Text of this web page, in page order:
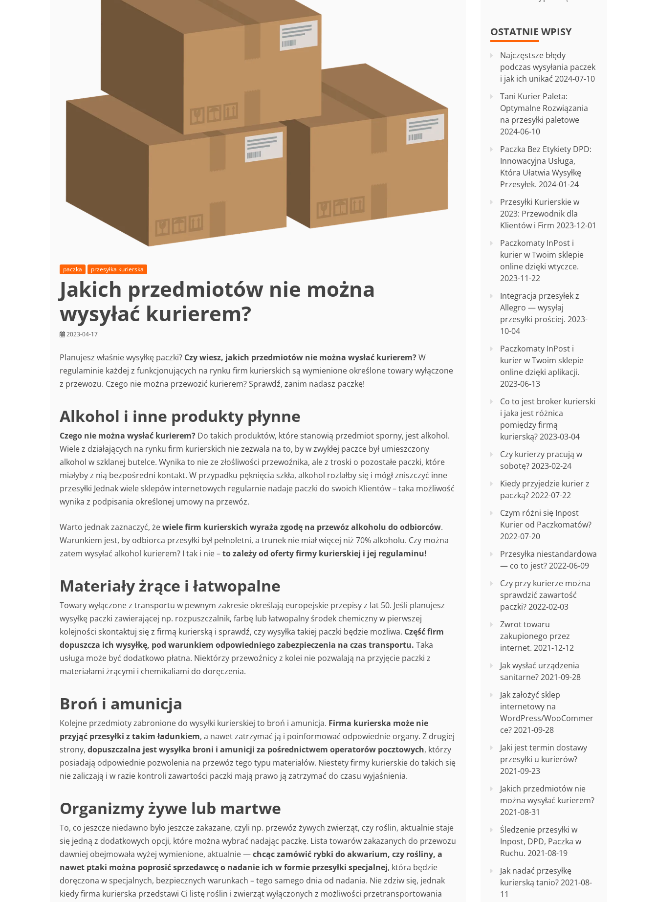
paczka przesyłka kurierska
Jakich przedmiotów nie można
wysyłać kurierem?
2023-04-17
Planujesz właśnie wysyłkę paczki? Czy wiesz, jakich przedmiotów nie można wysłać kurierem?W
regulaminie każdej z funkcjonujących na rynku firm kurierskich są wymienione określone towary wyłączone
z przewozu. Czego nie można przewozić kurierem? Sprawdź, zanim nadasz paczkę!
Alkohol i inne produkty płynne
Czego nie można wysłać kurierem? Do takich produktów, które stanowią przedmiot sporny, jest alkohol.
Wiele z działających na rynku firm kurierskich nie zezwala na to, by w zwykłej paczce był umieszczony
alkohol w szklanej butelce. Wynika to nie ze złośliwości przewoźnika, ale z troski o pozostałe paczki, które
miałyby z nią bezpośredni kontakt. W przypadku pęknięcia szkła, alkohol rozlałby się i mógł zniszczyć inne
przesyłki Jednak wiele sklepów internetowych regularnie nadaje paczki do swoich Klientów – taka możliwość
wynika z podpisania określonej umowy na przewóz.
Warto jednak zaznaczyć, żewiele firm kurierskich wyraża zgodę na przewóz alkoholu do odbiorców.
Warunkiem jest, by odbiorca przesyłki był pełnoletni, a trunek nie miał więcej niż 70% alkoholu. Czy można
zatem wysyłać alkohol kurierem? I tak i nie –to zależy od oferty firmy kurierskiej i jej regulaminu!
Materiały żrące i łatwopalne
Towary wyłączone z transportu w pewnym zakresie określają europejskie przepisy z lat 50. Jeśli planujesz
wysyłkę paczki zawierającej np. rozpuszczalnik, farbę lub łatwopalny środek chemiczny w pierwszej
kolejności skontaktuj się z firmą kurierską i sprawdź, czy wysyłka takiej paczki będzie możliwa. Część firm
dopuszcza ich wysyłkę, pod warunkiem odpowiedniego zabezpieczenia na czas transportu. Taka
usługa może być dodatkowo płatna. Niektórzy przewoźnicy z kolei nie pozwalają na przyjęcie paczki z
materiałami żrącymi i chemikaliami do doręczenia.
Broń i amunicja
Kolejne przedmioty zabronione do wysyłki kurierskiej to broń i amunicja. Firma kurierska może nie
przyjąć przesyłki z takim ładunkiem, a nawet zatrzymać ją i poinformować odpowiednie organy. Z drugiej
strony, dopuszczalna jest wysyłka broni i amunicji za pośrednictwem operatorów pocztowych, którzy
posiadają odpowiednie pozwolenia na przewóz tego typu materiałów. Niestety firmy kurierskie do takich się
nie zaliczają i w razie kontroli zawartości paczki mają prawo ją zatrzymać do czasu wyjaśnienia.
Organizmy żywe lub martwe
To, co jeszcze niedawno było jeszcze zakazane, czyli np. przewóz żywych zwierząt, czy roślin, aktualnie staje
się jedną z dodatkowych opcji, które można wybrać nadając paczkę. Lista towarów zakazanych do przewozu
dawniej obejmowała wyżej wymienione, aktualnie —chcąc zamówić rybki do akwarium, czy rośliny, a
nawet ptaki można poprosić sprzedawcę o nadanie ich w formie przesyłki specjalnej, która będzie
doręczona w specjalnych, bezpiecznych warunkach – tego samego dnia od nadania. Nie zdziw się, jednak
kiedy firma kurierska przedstawi Ci listę roślin i zwierząt wyłączonych z możliwości przetransportowania
OSTATNIE WPISY
Najczęstsze błędy
podczas wysyłania paczek
i jak ich unikać 2024-07-10
Tani Kurier Paleta:
Optymalne Rozwiązania
na przesyłki paletowe
2024-06-10
Paczka Bez Etykiety DPD:
Innowacyjna Usługa,
Która Ułatwia Wysyłkę
Przesyłek. 2024-01-24
Przesyłki Kurierskie w
2023: Przewodnik dla
Klientów i Firm 2023-12-01
Paczkomaty InPost i
kurier w Twoim sklepie
online dzięki wtyczce.
2023-11-22
Integracja przesyłek z
Allegro — wysyłaj
przesyłki prościej. 2023-
10-04
Paczkomaty InPost i
kurier w Twoim sklepie
online dzięki aplikacji.
2023-06-13
Co to jest broker kurierski
i jaka jest różnica
pomiędzy firmą
kurierską? 2023-03-04
Czy kurierzy pracują w
sobotę? 2023-02-24
Kiedy przyjedzie kurier z
paczką? 2022-07-22
Czym różni się Inpost
Kurier od Paczkomatów?
2022-07-20
Przesyłka niestandardowa
— co to jest? 2022-06-09
Czy przy kurierze można
sprawdzić zawartość
paczki? 2022-02-03
Zwrot towaru
zakupionego przez
internet. 2021-12-12
Jak wysłać urządzenia
sanitarne? 2021-09-28
Jak założyć sklep
internetowy na
WordPress/WooCommer
ce? 2021-09-28
Jaki jest termin dostawy
przesyłki u kurierów?
2021-09-23
Jakich przedmiotów nie
można wysyłać kurierem?
2021-08-31
Śledzenie przesyłki w
Inpost, DPD, Paczka w
Ruchu. 2021-08-19
Jak nadać przesyłkę
kurierską tanio? 2021-08-
11